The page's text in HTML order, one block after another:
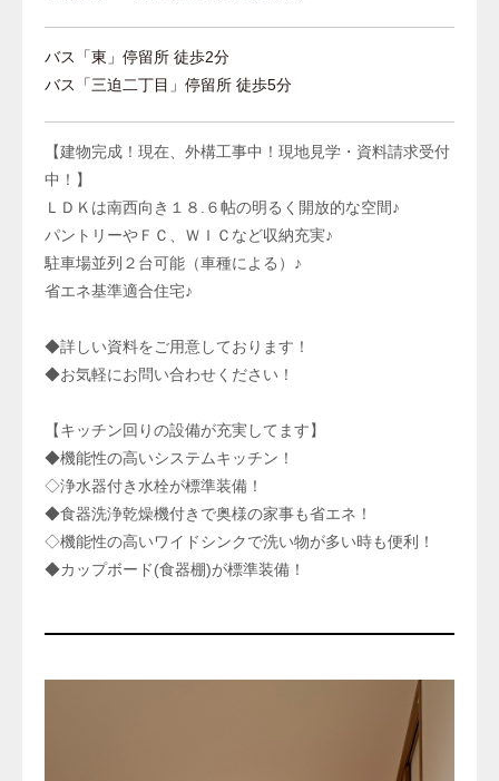
バス「東」停留所 徒歩2分
バス「三迫二丁目」停留所 徒歩5分
【建物完成！現在、外構工事中！現地見学・資料請求受付
中！】
ＬＤＫは南西向き１８.６帖の明るく開放的な空間♪
パントリーやＦＣ、ＷＩＣなど収納充実♪
駐車場並列２台可能（車種による）♪
省エネ基準適合住宅♪
◆詳しい資料をご用意しております！
◆お気軽にお問い合わせください！
【キッチン回りの設備が充実してます】
◆機能性の高いシステムキッチン！
◇浄水器付き水栓が標準装備！
◆食器洗浄乾燥機付きで奥様の家事も省エネ！
◇機能性の高いワイドシンクで洗い物が多い時も便利！
◆カップボード(食器棚)が標準装備！